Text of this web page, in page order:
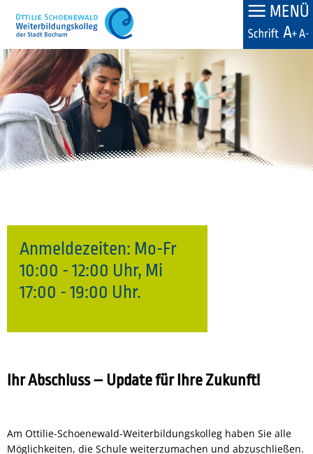
Skip
to
content
Anmeldezeiten: Mo-Fr
10:00 - 12:00 Uhr, Mi
17:00 - 19:00 Uhr.
Ihr Abschluss – Update für Ihre Zukunft!
Am Ottilie-Schoenewald-Weiterbildungskolleg haben Sie alle
Möglichkeiten, die Schule weiterzumachen und abzuschließen.